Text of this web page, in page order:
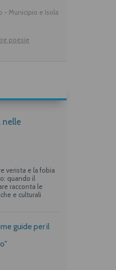
- Municipio e Isola
poesie
nelle
verista e la fobia
quando il
racconta le
e culturali
guide per il